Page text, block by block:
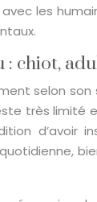
les
: chiot,
selon
très